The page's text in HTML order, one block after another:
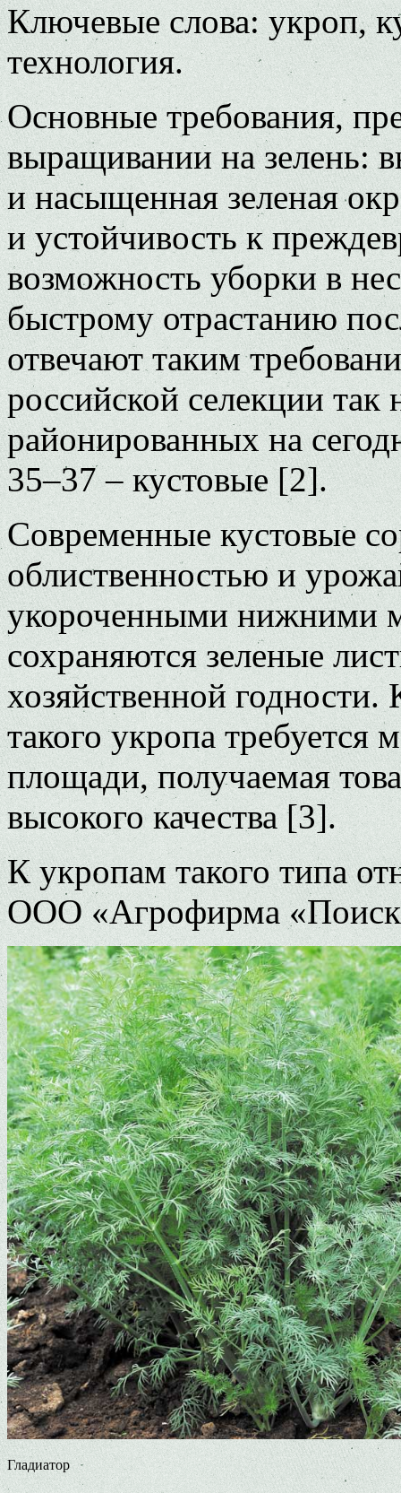
Ключевые слова: укроп,
технология.
Основные требования,
выращивании на зелень:
и насыщенная зеленая
и устойчивость к
возможность уборки в
быстрому отрастанию
отвечают таким
российской селекции так
районированных на
35–37 – кустовые [2].
Современные кустовые
облиственностью и
укороченными нижними
сохраняются зеленые
хозяйственной
такого укропа
площади, получаемая
высокого качества [3].
К укропам такого типа
ООО «Агрофирма
Гладиатор